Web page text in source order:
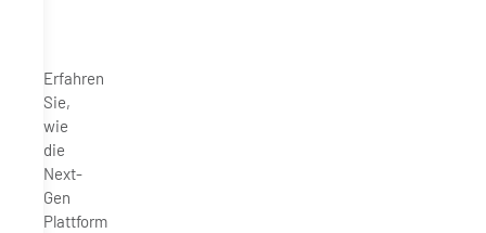
Erfahren
Sie,
wie
die
Next-
Gen
Plattform